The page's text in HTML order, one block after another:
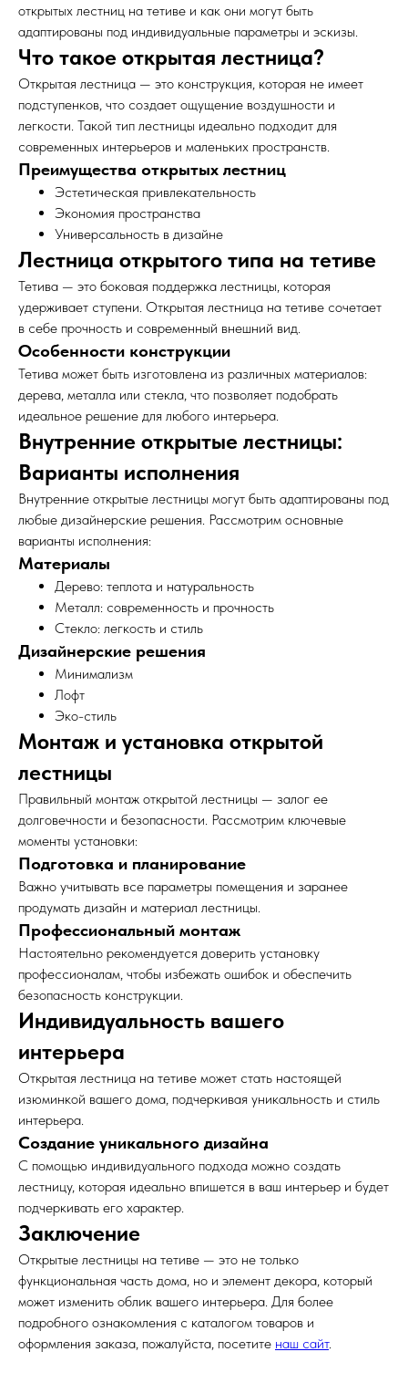
открытых лестниц на тетиве и как они могут быть
адаптированы под индивидуальные параметры и эскизы.
Что такое открытая лестница?
Открытая лестница — это конструкция, которая не имеет
подступенков, что создает ощущение воздушности и
легкости. Такой тип лестницы идеально подходит для
современных интерьеров и маленьких пространств.
Преимущества открытых лестниц
Эстетическая привлекательность
Экономия пространства
Универсальность в дизайне
Лестница открытого типа на тетиве
Тетива — это боковая поддержка лестницы, которая
удерживает ступени. Открытая лестница на тетиве сочетает
в себе прочность и современный внешний вид.
Особенности конструкции
Тетива может быть изготовлена из различных материалов:
дерева, металла или стекла, что позволяет подобрать
идеальное решение для любого интерьера.
Внутренние открытые лестницы:
Варианты исполнения
Внутренние открытые лестницы могут быть адаптированы под
любые дизайнерские решения. Рассмотрим основные
варианты исполнения:
Материалы
Дерево: теплота и натуральность
Металл: современность и прочность
Стекло: легкость и стиль
Дизайнерские решения
Минимализм
Лофт
Эко-стиль
Монтаж и установка открытой
лестницы
Правильный монтаж открытой лестницы — залог ее
долговечности и безопасности. Рассмотрим ключевые
моменты установки:
Подготовка и планирование
Важно учитывать все параметры помещения и заранее
продумать дизайн и материал лестницы.
Профессиональный монтаж
Настоятельно рекомендуется доверить установку
профессионалам, чтобы избежать ошибок и обеспечить
безопасность конструкции.
Индивидуальность вашего
интерьера
Открытая лестница на тетиве может стать настоящей
изюминкой вашего дома, подчеркивая уникальность и стиль
интерьера.
Создание уникального дизайна
С помощью индивидуального подхода можно создать
лестницу, которая идеально впишется в ваш интерьер и будет
подчеркивать его характер.
Заключение
Открытые лестницы на тетиве — это не только
функциональная часть дома, но и элемент декора, который
может изменить облик вашего интерьера. Для более
подробного ознакомления с каталогом товаров и
оформления заказа, пожалуйста, посетите наш сайт.